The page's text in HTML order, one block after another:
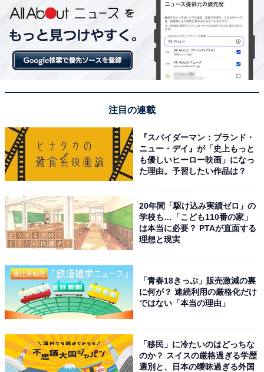
注目の連載
『スパイダーマン：ブランド・
ニュー・デイ』が「史上もっと
も優しいヒーロー映画」になっ
た理由。予習したい作品は？
20年間「駆け込み実績ゼロ」の
学校も…「こども110番の家」
は本当に必要？ PTAが直面する
理想と現実
「青春18きっぷ」販売激減の裏
に何が？ 連続利用の厳格化だけ
ではない「本当の理由」
「移民」に冷たいのはどっちな
のか？ スイスの厳格過ぎる学歴
選別と、日本の曖昧過ぎる外国